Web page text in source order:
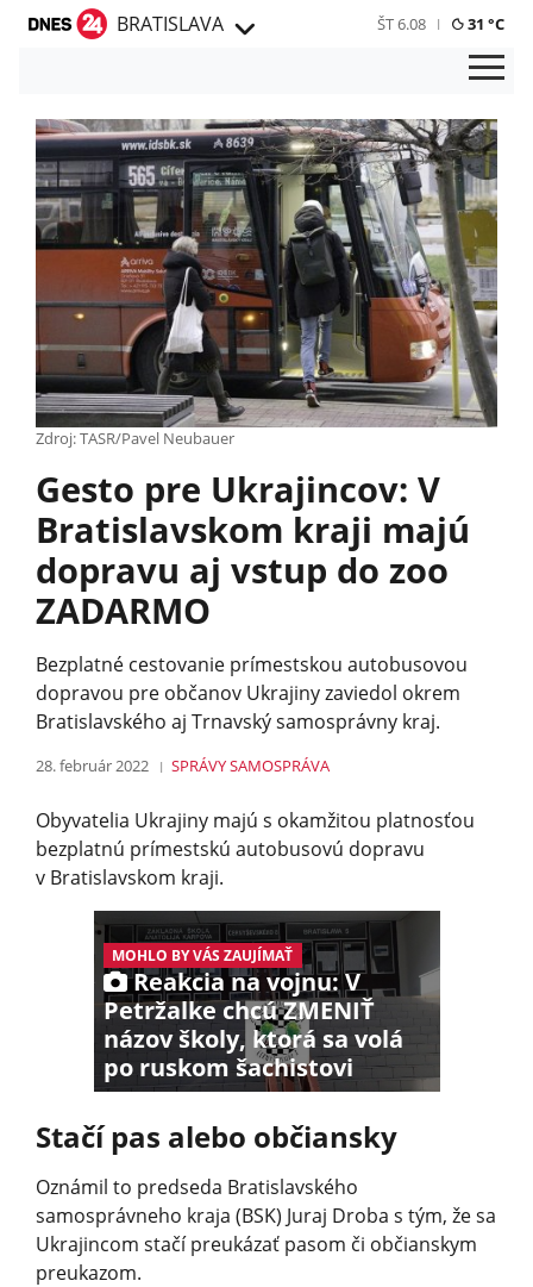
BRATISLAVA ŠT 6.08 31 °C
Zdroj: TASR/Pavel Neubauer
Gesto pre Ukrajincov: V
Bratislavskom kraji majú
dopravu aj vstup do zoo
ZADARMO
Bezplatné cestovanie prímestskou autobusovou
dopravou pre občanov Ukrajiny zaviedol okrem
Bratislavského aj Trnavský samosprávny kraj.
28. február 2022 SPRÁVYSAMOSPRÁVA
Obyvatelia Ukrajiny majú s okamžitou platnosťou
bezplatnú prímestskú autobusovú dopravu
v Bratislavskom kra­ji.
MOHLO BY VÁS ZAUJÍMAŤ
Reakcia na vojnu: V
Petržalke chcú ZMENIŤ
názov školy, ktorá sa volá
po ruskom šachistovi
Stačí pas alebo občiansky
Oznámil to predseda Bratislavského
samosprávneho kraja (BSK) Juraj Droba s tým, že sa
Ukrajincom stačí preukázať pasom či občianskym
preukazom.